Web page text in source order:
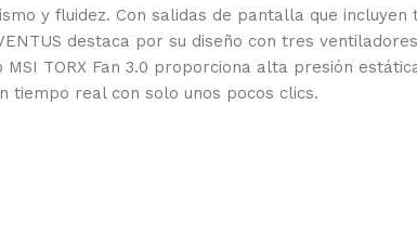
y fluidez. Con salidas de pantalla que
destaca por su diseño con tres
TORX Fan 3.0 proporciona alta presión
tiempo real con solo unos pocos clics.